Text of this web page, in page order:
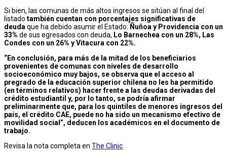
Si bien, las comunas de más altos ingresos se sitúan al final del
listado también cuentan con porcentajes significativas de
deuda que ha debido asumir el Estado: Ñuñoa y Providencia con un
33% de sus egresados con deuda, Lo Barnechea con un 28%, Las
Condes con un 26% y Vitacura con 22%.
“En conclusión, para más de la mitad de los beneficiarios
provenientes de comunas con niveles de desarrollo
socioeconómico muy bajos, se observa que el acceso al
pregrado de la educación superior chilena no les ha permitido
(en términos relativos) hacer frente a las deudas derivadas del
crédito estudiantil y, por lo tanto, se podría afirmar
preliminarmente que, para los quintiles de menores ingresos del
país, el crédito CAE, puede no ha sido un mecanismo efectivo de
movilidad social”, deducen los académicos en el documento de
trabajo.
Revisa la nota completa en The Clinic